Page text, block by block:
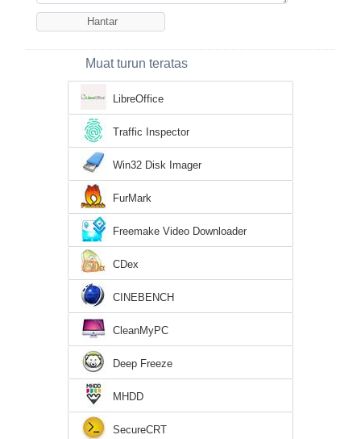
Muat turun teratas
LibreOffice
Traffic Inspector
Win32 Disk Imager
FurMark
Freemake Video Downloader
CDex
CINEBENCH
CleanMyPC
Deep Freeze
MHDD
SecureCRT